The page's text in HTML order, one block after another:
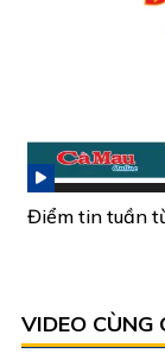
Điểm tin tuần
VIDEO CÙNG